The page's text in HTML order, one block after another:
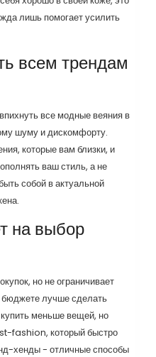
лишь помогает усилить
всем трендам
все модные веяния в
шуму и дискомфорту.
которые вам близки, и
ваш стиль, а не
собой в актуальной
на выбор
но не ограничивает
бюджете лучше сделать
меньше вещей, но
fashion, который быстро
хенды - отличные способы